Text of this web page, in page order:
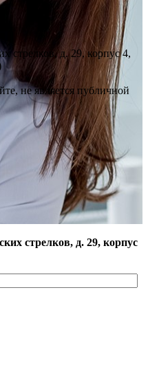
стрелков, д. 29, корпус 4,
не является публичной
стрелков, д. 29, корпус